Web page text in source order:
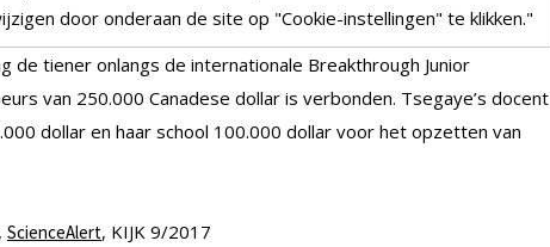
door onderaan de site op "Cookie-instellingen" te klikken."
tiener onlangs de internationale Breakthrough Junior
van 250.000 Canadese dollar is verbonden. Tsegaye’s docent
dollar en haar school 100.000 dollar voor het opzetten van
, ScienceAlert, KIJK 9/2017